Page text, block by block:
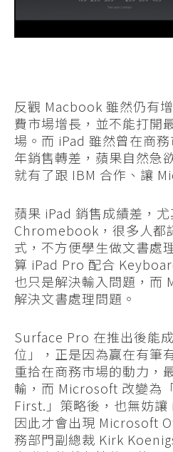
反觀 Macbook 雖然仍有
費市場增長，並不能打開
場。而 iPad 雖然曾在商
年銷售轉差，蘋果自然急
就有了跟 IBM 合作、讓
蘋果 iPad 銷售成績差，
Chromebook，很多人都
式，不方便學生做文書處
算 iPad Pro 配合
也只是解決輸入問題，而
解決文書處理問題。
Surface Pro 在推出後能
位」，正是因為贏在有筆
重拾在商務市場的動力，
輸，而 Microsoft 改變為
First.」策略後，也無妨讓
因此才會出現 Microsoft
務部門副總裁 Kirk